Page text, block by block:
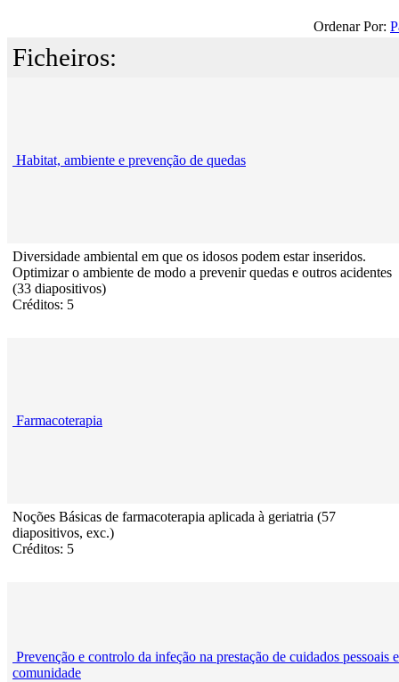
Ordenar Por:
Ficheiros:
Habitat, ambiente e prevenção de quedas
Diversidade ambiental em que os idosos podem estar inseridos.
Optimizar o ambiente de modo a prevenir quedas e outros acidentes
(33 diapositivos)
Créditos: 5
Farmacoterapia
Noções Básicas de farmacoterapia aplicada à geriatria (57
diapositivos, exc.)
Créditos: 5
Prevenção e controlo da infeção na prestação de cuidados pessoais
comunidade